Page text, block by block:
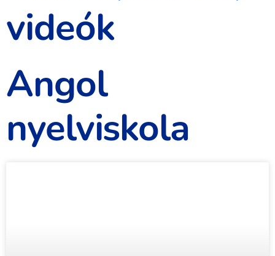
videók
Angol
nyelviskola